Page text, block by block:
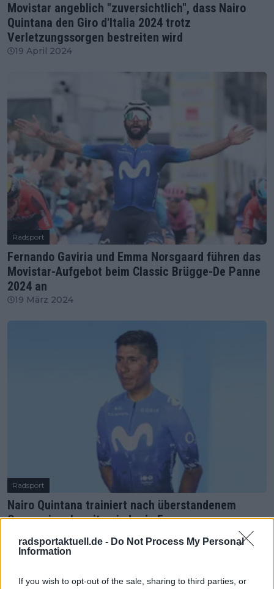
radsportaktuell.de - Do Not Process My Personal
Information
If you wish to opt-out of the sale, sharing to third parties, or
Movistar angeblich "zuversichtlich", dass Nairo
Quintana den Giro d'Italia 2024 trotz
Verletzungssorgen bestreiten wird
19 April 2024
Radsport
Fernando Gaviria und Emma Norsgaard führen das
Movistar-Aufgebot beim Classic Brügge-De Panne
2024 an
19 März 2024
Radsport
Nairo Quintana trainiert nach überstandenem
Coronavirus bereits wieder in Europa